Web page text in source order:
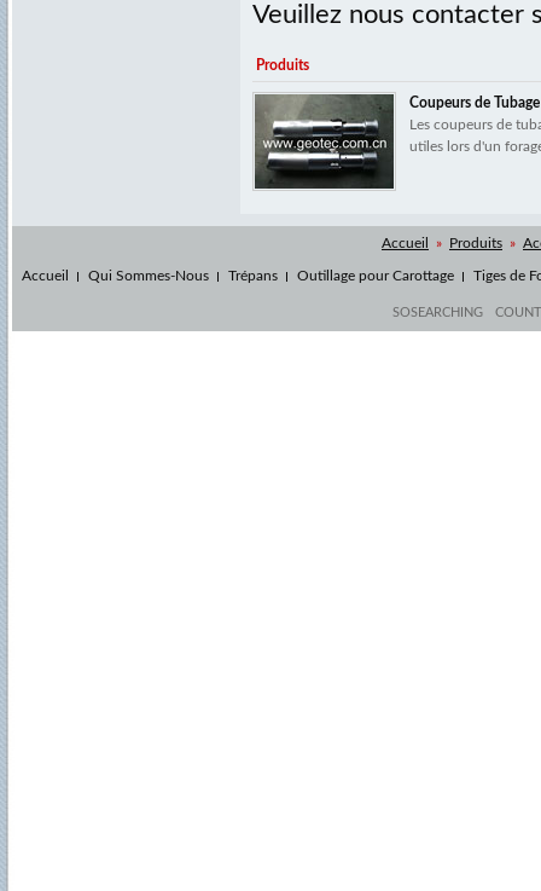
Veuillez nous contacter
Produits
Coupeurs de Tubage
Les coupeurs de
utiles lors d'un
Accueil » Produits »
Accueil Qui Sommes-Nous Trépans Outillage pour Carottage Tiges de
SOSEARCHING COUNT